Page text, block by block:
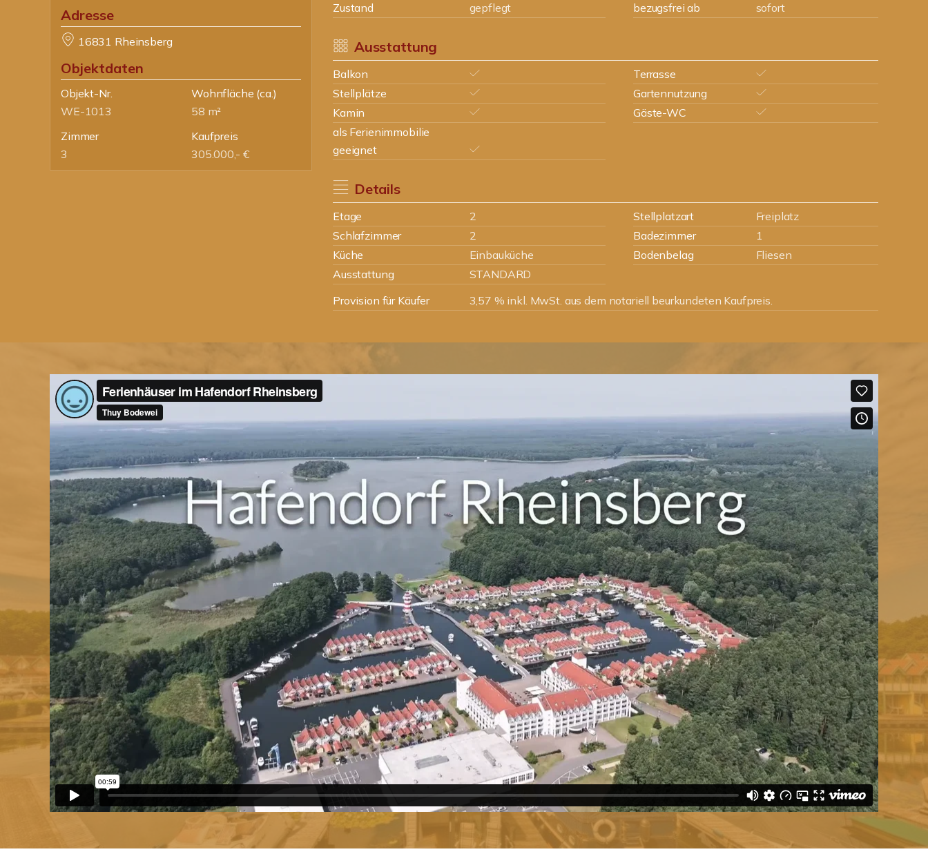
Adresse
16831 Rheinsberg
Objektdaten
Objekt-Nr.
WE-1013
Wohnfläche (ca.)
58 m²
Zimmer
3
Kaufpreis
305.000,- €
Zustand
gepflegt bezugsfrei ab sofort
Ausstattung
Balkon
Terrasse
Stellplätze
Gartennutzung
Kamin
Gäste-WC
als Ferienimmobilie
geeignet
Details
Etage 2 Stellplatzart
Freiplatz
Schlafzimmer
2 Badezimmer
1
Küche
Einbauküche Bodenbelag
Fliesen
Ausstattung
STANDARD
Provision für Käufer
3,57 % inkl. MwSt. aus dem notariell beurkundeten Kaufpreis.